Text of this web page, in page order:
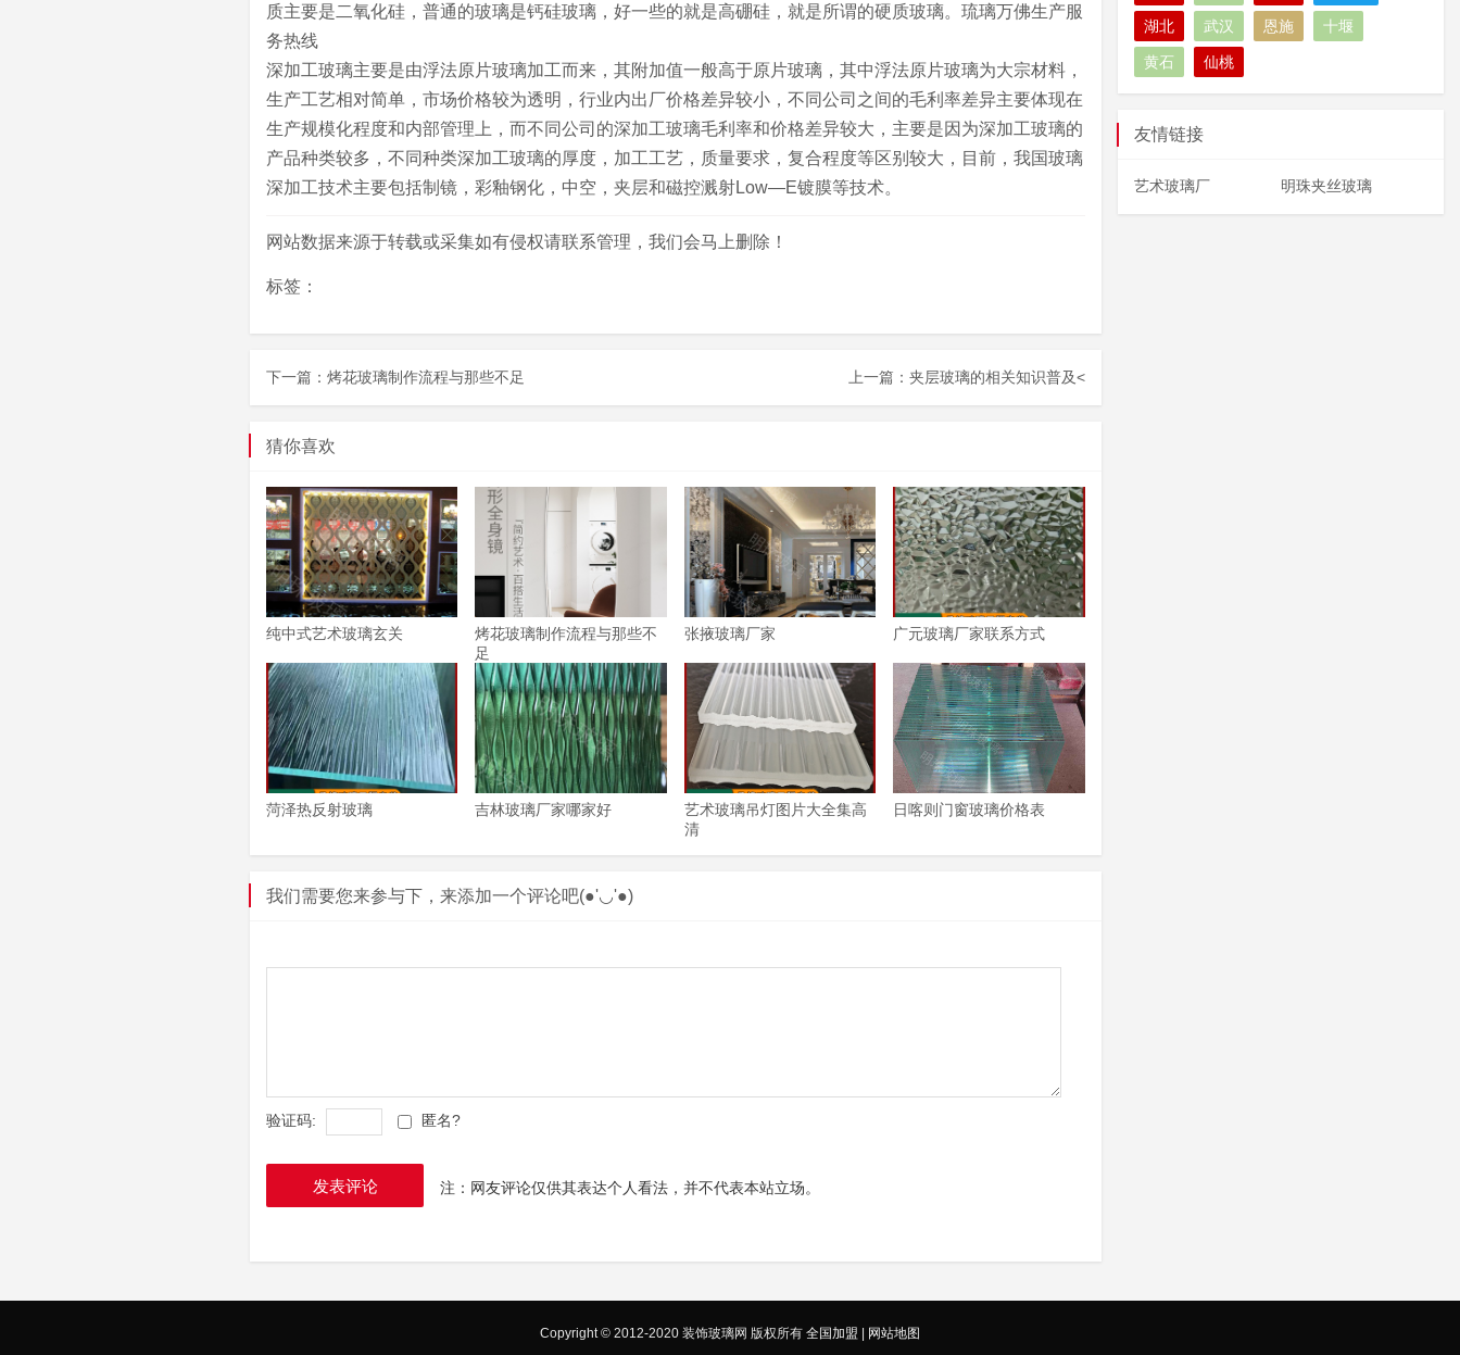
质主要是二氧化硅，普通的玻璃是钙硅玻璃，好一些的就是高硼硅，就是所谓的硬质玻璃。琉璃万佛生产服
务热线
深加工玻璃主要是由浮法原片玻璃加工而来，其附加值一般高于原片玻璃，其中浮法原片玻璃为大宗材料，
生产工艺相对简单，市场价格较为透明，行业内出厂价格差异较小，不同公司之间的毛利率差异主要体现在
生产规模化程度和内部管理上，而不同公司的深加工玻璃毛利率和价格差异较大，主要是因为深加工玻璃的
产品种类较多，不同种类深加工玻璃的厚度，加工工艺，质量要求，复合程度等区别较大，目前，我国玻璃
深加工技术主要包括制镜，彩釉钢化，中空，夹层和磁控溅射Low—E镀膜等技术。
网站数据来源于转载或采集如有侵权请联系管理，我们会马上删除！
标签：
下一篇： 烤花玻璃制作流程与那些不足 上一篇： 夹层玻璃的相关知识普及<
猜你喜欢
纯中式艺术玻璃玄关
烤花玻璃制作流程与那些不
足
张掖玻璃厂家 广元玻璃厂家联系方式
菏泽热反射玻璃 吉林玻璃厂家哪家好
艺术玻璃吊灯图片大全集高
清
日喀则门窗玻璃价格表
我们需要您来参与下，来添加一个评论吧(●'◡'●)
验证码: 匿名?
发表评论 注：网友评论仅供其表达个人看法，并不代表本站立场。
湖北 武汉 恩施 十堰
黄石 仙桃
友情链接
艺术玻璃厂 明珠夹丝玻璃
Copyright © 2012-2020 装饰玻璃网 版权所有 全国加盟 | 网站地图